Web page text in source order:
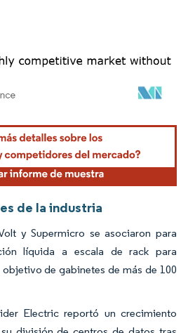
uso requiere atribución según CC BY 4.0.
de la industria
y Supermicro se asociaron para
líquida a escala de rack para
de gabinetes de más de 100
Electric reportó un crecimiento